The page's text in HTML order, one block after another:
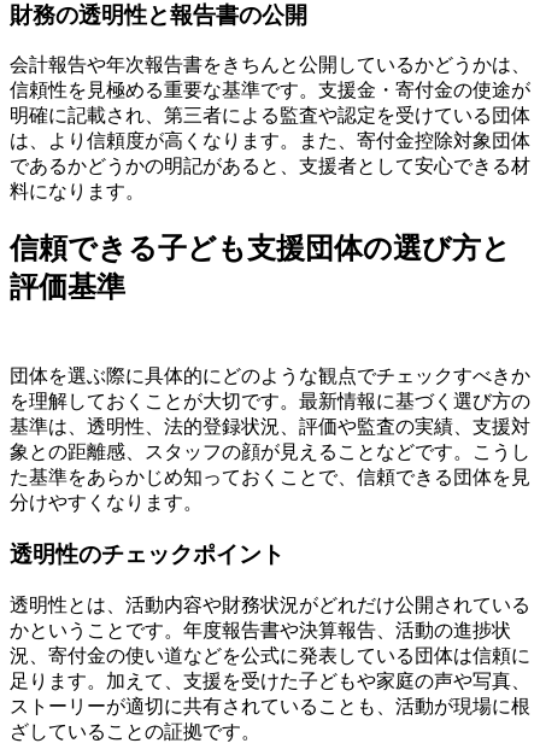
財務の透明性と報告書の公開
会計報告や年次報告書をきちんと公開しているかどうかは、
信頼性を見極める重要な基準です。支援金・寄付金の使途が
明確に記載され、第三者による監査や認定を受けている団体
は、より信頼度が高くなります。また、寄付金控除対象団体
であるかどうかの明記があると、支援者として安心できる材
料になります。
信頼できる子ども支援団体の選び方と
評価基準
団体を選ぶ際に具体的にどのような観点でチェックすべきか
を理解しておくことが大切です。最新情報に基づく選び方の
基準は、透明性、法的登録状況、評価や監査の実績、支援対
象との距離感、スタッフの顔が見えることなどです。こうし
た基準をあらかじめ知っておくことで、信頼できる団体を見
分けやすくなります。
透明性のチェックポイント
透明性とは、活動内容や財務状況がどれだけ公開されている
かということです。年度報告書や決算報告、活動の進捗状
況、寄付金の使い道などを公式に発表している団体は信頼に
足ります。加えて、支援を受けた子どもや家庭の声や写真、
ストーリーが適切に共有されていることも、活動が現場に根
ざしていることの証拠です。